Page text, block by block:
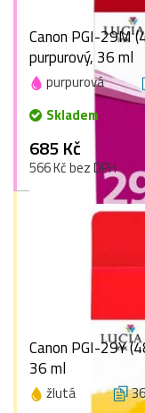
Canon PGI-29M
purpurový, 36 ml
purpurová
Skladem
685 Kč
566 Kč bez DPH
Canon PGI-29Y
36 ml
žlutá